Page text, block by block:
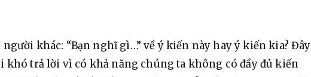
khác: “Bạn nghĩ gì…” về ý kiến này hay ý kiến kia? Đây
khó trả lời vì có khả năng chúng ta không có đầy đủ kiến